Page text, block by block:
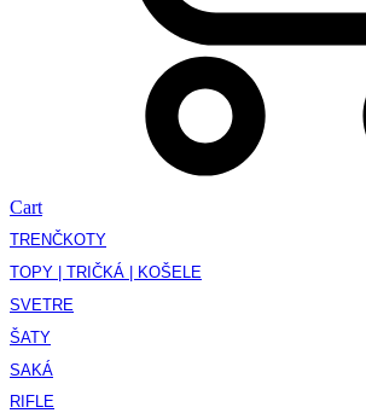
Cart
TRENČKOTY
TOPY | TRIČKÁ | KOŠELE
SVETRE
ŠATY
SAKÁ
RIFLE